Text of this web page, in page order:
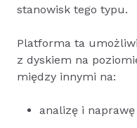
stanowisk tego typu.
Platforma ta
z dyskiem na
między innymi na:
analizę i